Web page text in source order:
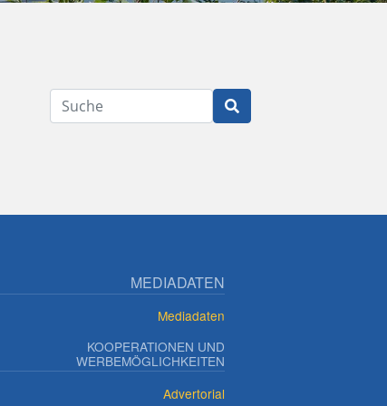
Suche
MEDIADATEN
Mediadaten
KOOPERATIONEN UND
WERBEMÖGLICHKEITEN
Advertorial